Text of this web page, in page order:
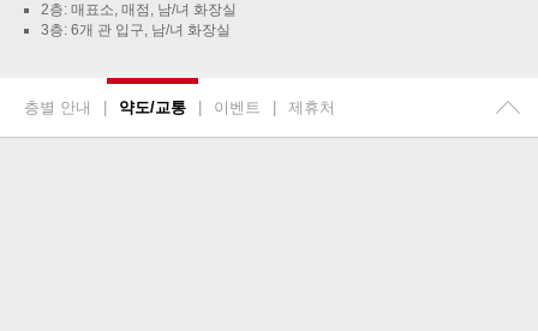
2층: 매표소, 매점, 남/녀 화장실
3층: 6개 관 입구, 남/녀 화장실
층별 안내 약도/교통 이벤트 제휴처